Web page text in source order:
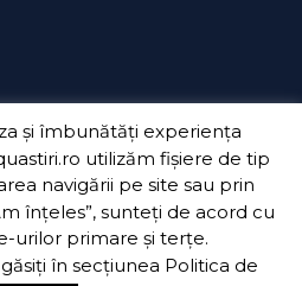
S.A.| Dezvoltat de 3Waves Net
și îmbunătăți experiența
utilizăm fișiere de tip
navigării pe site sau prin
înțeles”, sunteți de acord cu
urilor primare și terțe.
în secțiunea Politica de